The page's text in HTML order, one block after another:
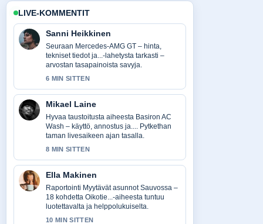
LIVE-KOMMENTIT
Sanni Heikkinen
Seuraan Mercedes-AMG GT – hinta,
tekniset tiedot ja...-lahetysta tarkasti –
arvostan tasapainoista savyja.
6 MIN SITTEN
Mikael Laine
Hyvaa taustoitusta aiheesta Basiron AC
Wash – käyttö, annostus ja.... Pytkethan
taman livesaikeen ajan tasalla.
8 MIN SITTEN
Ella Makinen
Raportointi Myytävät asunnot Sauvossa –
18 kohdetta Oikotie...-aiheesta tuntuu
luotettavalta ja helppolukuiselta.
10 MIN SITTEN